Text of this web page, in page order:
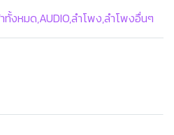
ทั้งหมด,AUDIO,ลำโพง,ลำโพงอื่นๆ